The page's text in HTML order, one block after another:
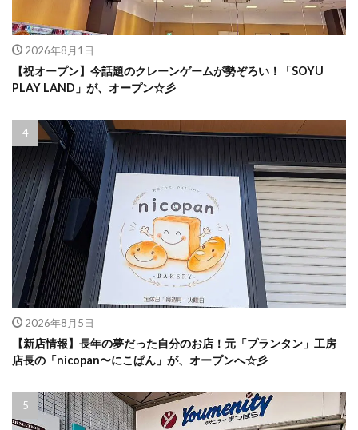
2026年8月1日
【祝オープン】今話題のクレーンゲームが勢ぞろい！「SOYU
PLAY LAND」が、オープン☆彡
2026年8月5日
【新店情報】長年の夢だった自分のお店！元「プランタン」工房
店長の「nicopan〜にこぱん」が、オープンへ☆彡